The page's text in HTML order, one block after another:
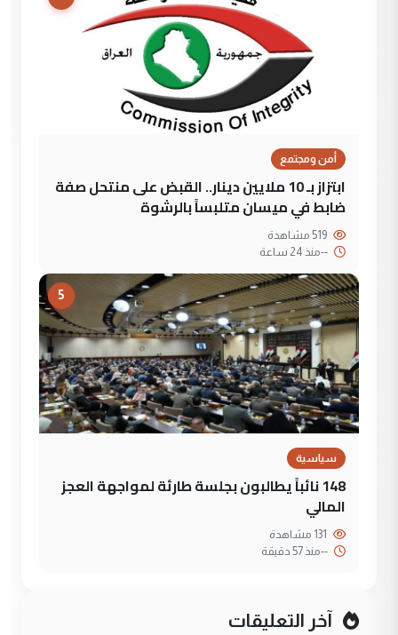
أمن ومجتمع
ابتزاز بـ 10 ملايين دينار.. القبض على منتحل صفة
ضابط في ميسان متلبساً بالرشوة
--منذ 24 ساعة
5
سياسية
148 نائباً يطالبون بجلسة طارئة لمواجهة العجز
المالي
--منذ 57 دقيقة
آخر التعليقات